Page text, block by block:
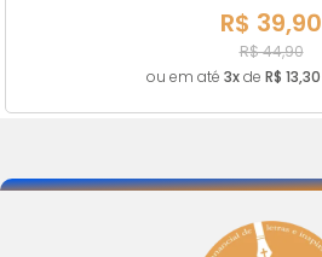
R$ 39,90
R$ 44,90
ou em até 3xde R$ 13,30